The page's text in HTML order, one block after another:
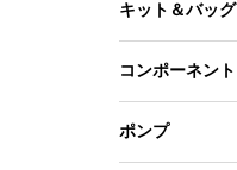
キット＆バッグ
コンポーネント
ポンプ